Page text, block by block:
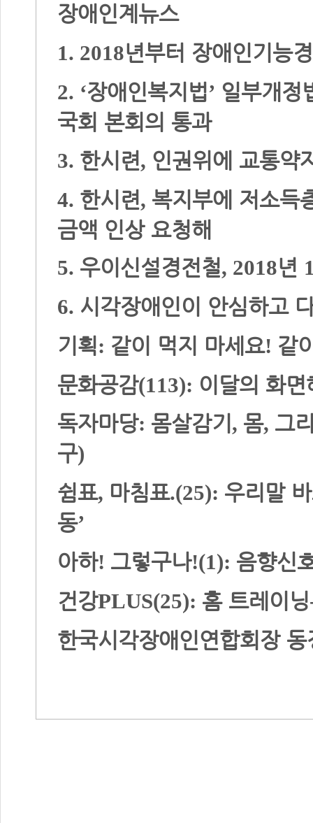
장애인계뉴스
1. 2018년부터 장애인기능
2. ‘장애인복지법’ 일부개정
국회 본회의 통과
3. 한시련, 인권위에 교통약
4. 한시련, 복지부에 저소득
금액 인상 요청해
5. 우이신설경전철, 2018년
6. 시각장애인이 안심하고
기획: 같이 먹지 마세요! 같
문화공감(113): 이달의 화
독자마당: 몸살감기 , 몸, 그
구)
쉼표, 마침표.(25): 우리말
동’
아하! 그렇구나!(1): 음향신
건강PLUS(25): 홈 트레이닝
한국시각장애인연합회장 동